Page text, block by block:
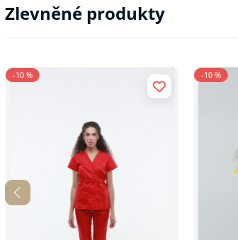
Zlevněné produkty
-10 % -10 %